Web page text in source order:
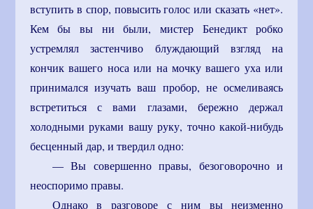
вступить в спор, повысить голос или сказать «нет».
Кем бы вы ни были, мистер Бенедикт робко
устремлял застенчиво блуждающий взгляд на
кончик вашего носа или на мочку вашего уха или
принимался изучать ваш пробор, не осмеливаясь
встретиться с вами глазами, бережно держал
холодными руками вашу руку, точно какой-нибудь
бесценный дар, и твердил одно:
— Вы совершенно правы, безоговорочно и
неоспоримо правы.
Однако в разговоре с ним вы неизменно